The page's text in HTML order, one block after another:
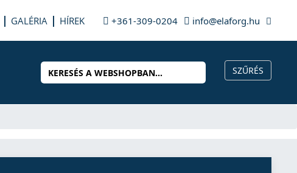
GALÉRIA HÍREK +361-309-0204 info@elaforg.hu